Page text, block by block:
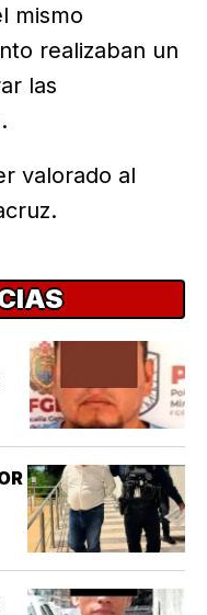
mismo
realizaban un
las
valorado al